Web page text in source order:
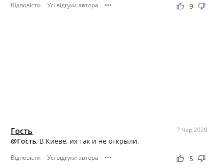
Відповісти Усі відгуки автора ••• thumb_up thumb_down
9
Гость 7 Чер 2020
@Гость, В Киеве, их так и не открыли.
Відповісти Усі відгуки автора ••• thumb_up thumb_down
5